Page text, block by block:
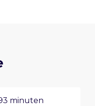
minuten